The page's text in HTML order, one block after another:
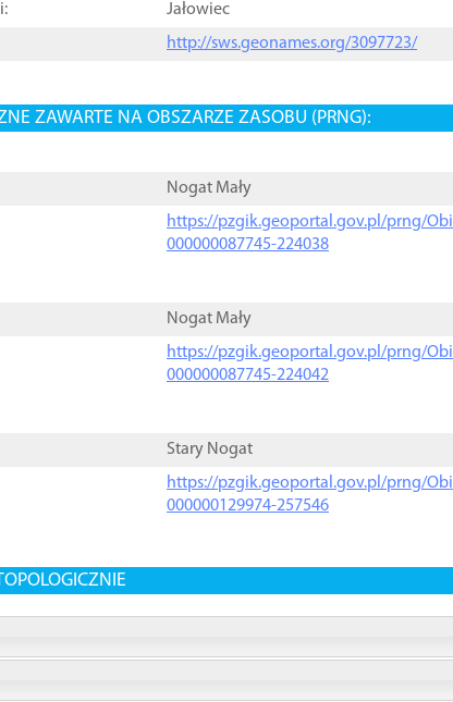
Jałowiec
http://sws.geonames.org/3097723/
ZAWARTE NA OBSZARZE ZASOBU (PRNG):
Nogat Mały
https://pzgik.geoportal.gov.pl/prng/
000000087745-224038
Nogat Mały
https://pzgik.geoportal.gov.pl/prng/
000000087745-224042
Stary Nogat
https://pzgik.geoportal.gov.pl/prng/
000000129974-257546